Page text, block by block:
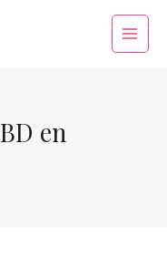
Main
en